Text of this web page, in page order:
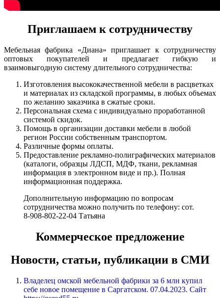
Приглашаем к сотрудничеству
Мебельная фабрика «Диана» приглашает к сотрудничеству
оптовых покупателей и предлагает гибкую и
взаимовыгодную систему длительного сотрудничества:
Изготовления высококачественной мебели в расцветках
и материалах из складской программы, в любых объемах
по желанию заказчика в сжатые сроки.
Персональная схема с индивидуально проработанной
системой скидок.
Помощь в организации доставки мебели в любой
регион России собственным транспортом.
Различные формы оплаты.
Предоставление рекламно-полиграфических материалов
(каталоги, образцы ЛДСП, МДФ, ткани, рекламная
информация в электронном виде и пр.). Полная
информационная поддержка.
Дополнительную информацию по вопросам
сотрудничества можно получить по телефону: сот.
8-908-802-22-04 Татьяна
Коммерческое предложение
Новости, статьи, публикации в СМИ
Владелец омской мебельной фабрики за 6 млн купил
себе новое помещение в Саргатском. 07.04.2023. Сайт